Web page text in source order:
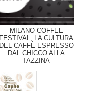
MILANO COFFEE
FESTIVAL, LA CULTURA
DEL CAFFÈ ESPRESSO
DAL CHICCO ALLA
TAZZINA